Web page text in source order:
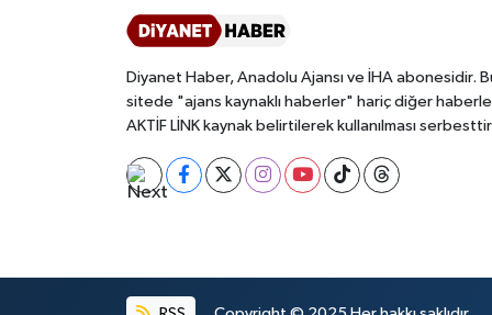
Diyanet Haber, Anadolu Ajansı ve İHA abonesidir.
sitede "ajans kaynaklı haberler" hariç diğer
AKTİF LİNK kaynak belirtilerek kullanılması
Iğdır Müftülüğü
İstanbul Müftülüğü
İzmir Müftülüğü